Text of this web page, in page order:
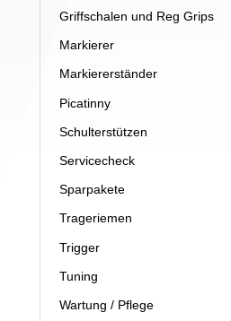
Griffschalen und Reg Grips
Markierer
Markiererständer
Picatinny
Schulterstützen
Servicecheck
Sparpakete
Trageriemen
Trigger
Tuning
Wartung / Pflege